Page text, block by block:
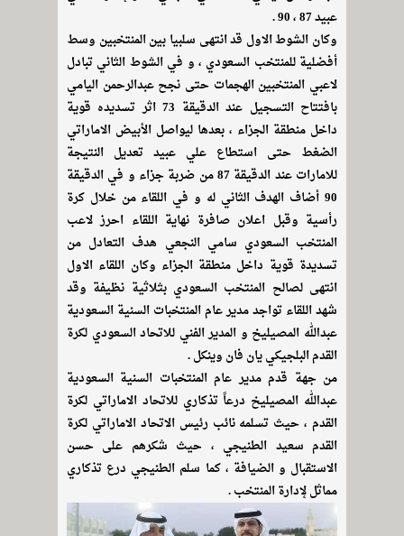
عبيد 87 ، 90 .
وكان الشوط الاول قد انتهى سلبيا بين المنتخبين وسط
أفضلية للمنتخب السعودي ، و في الشوط الثاني تبادل
لاعبي المنتخبين الهجمات حتى نجح عبدالرحمن اليامي
بافتتاح التسجيل عند الدقيقة 73 اثر تسديده قوية
داخل منطقة الجزاء ، بعدها ليواصل الأبيض الاماراتي
الضغط حتى استطاع علي عبيد تعديل النتيجة
للامارات عند الدقيقة 87 من ضربة جزاء و في الدقيقة
90 أضاف الهدف الثاني له و في اللقاء من خلال كرة
رأسية وقبل اعلان صافرة نهاية اللقاء احرز لاعب
المنتخب السعودي سامي النجعي هدف التعادل من
تسديدة قوية داخل منطقة الجزاء وكان اللقاء الاول
انتهى لصالح المنتخب السعودي بثلاثية نظيفة وقد
شهد اللقاء تواجد مدير عام المنتخبات السنية السعودية
عبدالله المصيليخ و المدير الفني للاتحاد السعودي لكرة
القدم البلجيكي يان فان وينكل .
من جهة قدم مدير عام المنتخبات السنية السعودية
عبدالله المصيليخ درعاً تذكاري للاتحاد الاماراتي لكرة
القدم ، حيث تسلمه نائب رئيس الاتحاد الاماراتي لكرة
القدم سعيد الطنيجي ، حيث شكرهم على حسن
الاستقبال و الضيافة ، كما سلم الطنيجي درع تذكاري
مماثل لإدارة المنتخب .